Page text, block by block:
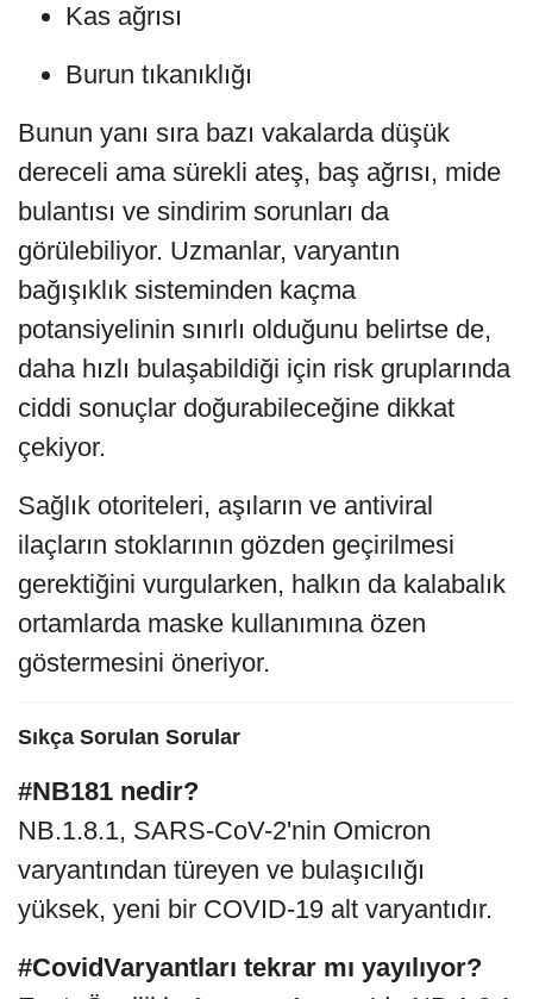
Kas ağrısı
Burun tıkanıklığı
Bunun yanı sıra bazı vakalarda düşük
dereceli ama sürekli ateş, baş ağrısı, mide
bulantısı ve sindirim sorunları da
görülebiliyor. Uzmanlar, varyantın
bağışıklık sisteminden kaçma
potansiyelinin sınırlı olduğunu belirtse de,
daha hızlı bulaşabildiği için risk gruplarında
ciddi sonuçlar doğurabileceğine dikkat
çekiyor.
Sağlık otoriteleri, aşıların ve antiviral
ilaçların stoklarının gözden geçirilmesi
gerektiğini vurgularken, halkın da kalabalık
ortamlarda maske kullanımına özen
göstermesini öneriyor.
Sıkça Sorulan Sorular
#NB181 nedir?
NB.1.8.1, SARS-CoV-2'nin Omicron
varyantından türeyen ve bulaşıcılığı
yüksek, yeni bir COVID-19 alt varyantıdır.
#CovidVaryantları tekrar mı yayılıyor?